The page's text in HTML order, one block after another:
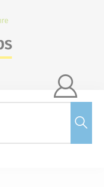
